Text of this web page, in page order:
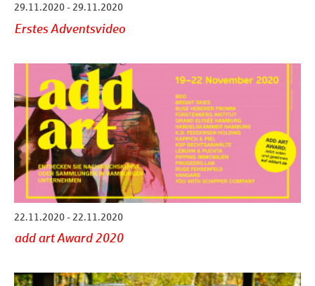
29.11.2020 - 29.11.2020
Erstes Adventsvideo
22.11.2020 - 22.11.2020
add art Award 2020